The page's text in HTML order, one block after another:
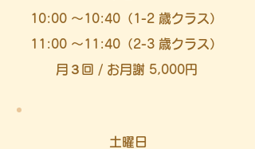
10:00 〜10:40（1-2 歳クラス）
11:00 〜11:40（2-3 歳クラス）
月３回 / お月謝 5,000円
土曜日